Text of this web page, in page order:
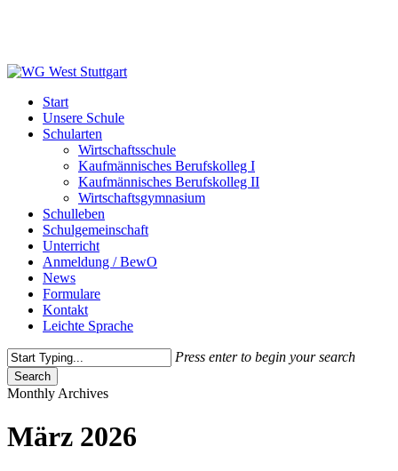
content
Menu
Start
Unsere Schule
Schularten
Wirtschaftsschule
Kaufmännisches Berufskolleg I
Kaufmännisches Berufskolleg II
Wirtschaftsgymnasium
Schulleben
Schulgemeinschaft
Unterricht
Anmeldung / BewO
News
Formulare
Kontakt
Leichte Sprache
Press enter to begin your search
Search
Close
Monthly Archives
März 2026